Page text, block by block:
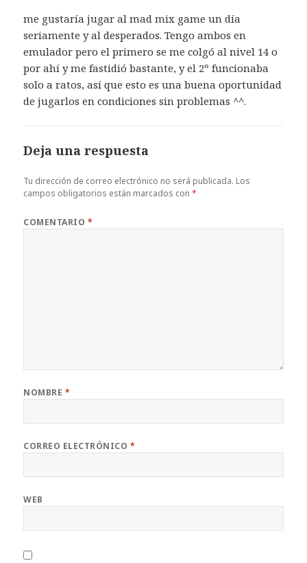
me gustaría jugar al mad mix game un día
seriamente y al desperados. Tengo ambos en
emulador pero el primero se me colgó al nivel 14 o
por ahí y me fastidió bastante, y el 2º funcionaba
solo a ratos, así que esto es una buena oportunidad
de jugarlos en condiciones sin problemas ^^.
Deja una respuesta
Tu dirección de correo electrónico no será publicada. Los
campos obligatorios están marcados con*
COMENTARIO *
NOMBRE *
CORREO ELECTRÓNICO *
WEB